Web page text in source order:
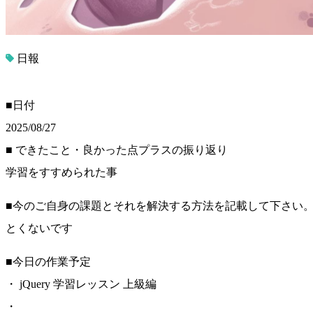
日報
■日付
2025/08/27
■ できたこと・良かった点プラスの振り返り
学習をすすめられた事
■今のご自身の課題とそれを解決する方法を記載して下さい
とくないです
■今日の作業予定
・ jQuery 学習レッスン 上級編
・